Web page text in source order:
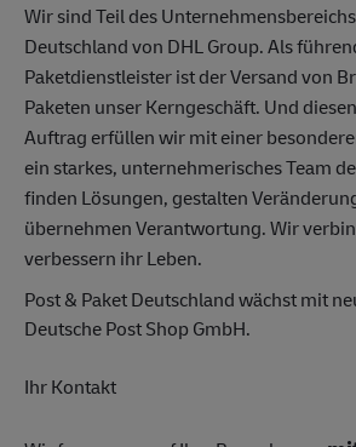
Wir sind Teil des
Deutschland von DHL Group. Als
Paketdienstleister ist der Versand von
Paketen unser Kerngeschäft. Und
Auftrag erfüllen wir mit einer
ein starkes, unternehmerisches Team
finden Lösungen, gestalten
übernehmen Verantwortung. Wir
verbessern ihr Leben.
Post & Paket Deutschland wächst mit
Deutsche Post Shop GmbH.
Ihr Kontakt